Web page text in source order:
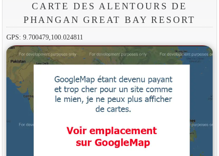
CARTE DES ALENTOURS DE
PHANGAN GREAT BAY RESORT
GPS: 9.700479,100.024811